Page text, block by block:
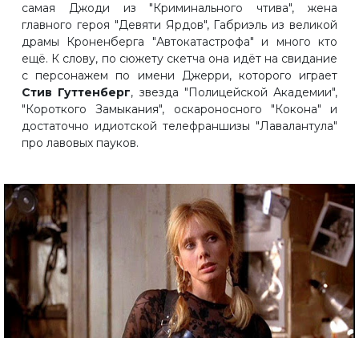
самая Джоди из "Криминального чтива", жена
главного героя "Девяти Ярдов", Габриэль из великой
драмы Кроненберга "Автокатастрофа" и много кто
ещё. К слову, по сюжету скетча она идёт на свидание
с персонажем по имени Джерри, которого играет
Стив Гуттенберг, звезда "Полицейской Академии",
"Короткого Замыкания", оскароносного "Кокона" и
достаточно идиотской телефраншизы "Лавалантула"
про лавовых пауков.